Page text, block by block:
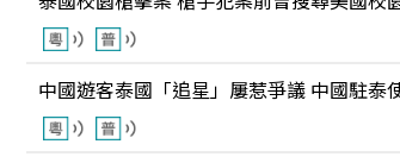
中國遊客泰國「追星」屢惹爭議 中國駐泰